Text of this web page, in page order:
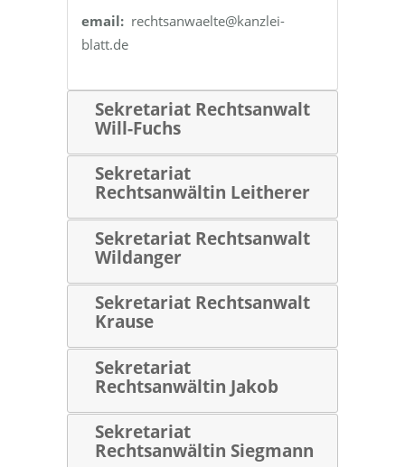
email: rechtsanwaelte@kanzlei-
blatt.de
Sekretariat Rechtsanwalt
Will-Fuchs
Sekretariat
Rechtsanwältin Leitherer
Sekretariat Rechtsanwalt
Wildanger
Sekretariat Rechtsanwalt
Krause
Sekretariat
Rechtsanwältin Jakob
Sekretariat
Rechtsanwältin Siegmann